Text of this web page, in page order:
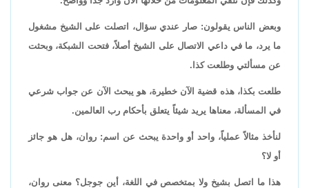
وبعض الناس يقولون: صار عندي سؤال، اتصلت على الشيخ مشغول
ما يرد، ما في داعي الاتصال على الشيخ أصلاً، فتحت الشبكة، وبحثت
عن مسألتي وطلعت كذا.
طلعت بكذا، هذه قضية الآن خطيرة، هو يبحث الآن عن جواب شرعي
في المسألة، معناها يريد شيئاً يتعلق بأحكام رب العالمين.
لنأخذ مثالاً عملياً، واحد أو واحدة يبحث عن اسم: روان، هل هو جائز
أو لا؟
هذا ما اتصل بشيخ ولا بمتخصص في اللغة، أين جوجل؟ معنى روان،